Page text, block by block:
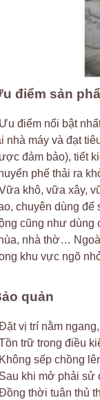
điểm sản
điểm nổi bật
nhà máy và đạt
đảm bảo), tiết
phế thải ra
khô, vữa xây,
chuyên dùng để
cũng như dùng
nhà thờ…
khu vực ngõ
quản
vị trí nằm
trữ trong điều
sếp chồng
khi mở phải sử
thời tuân thủ